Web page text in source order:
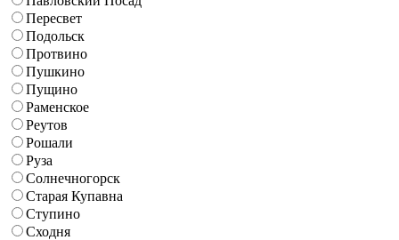
Пересвет
Подольск
Протвино
Пушкино
Пущино
Раменское
Реутов
Рошали
Руза
Солнечногорск
Старая Купавна
Ступино
Сходня